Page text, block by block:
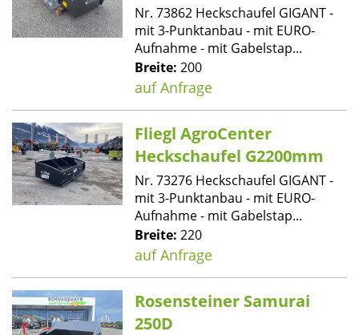
Nr. 73862 Heckschaufel GIGANT -
mit 3-Punktanbau - mit EURO-
Aufnahme - mit Gabelstap...
Breite: 200
auf Anfrage
Fliegl AgroCenter
Heckschaufel G2200mm
Nr. 73276 Heckschaufel GIGANT -
mit 3-Punktanbau - mit EURO-
Aufnahme - mit Gabelstap...
Breite: 220
auf Anfrage
Rosensteiner Samurai
250D